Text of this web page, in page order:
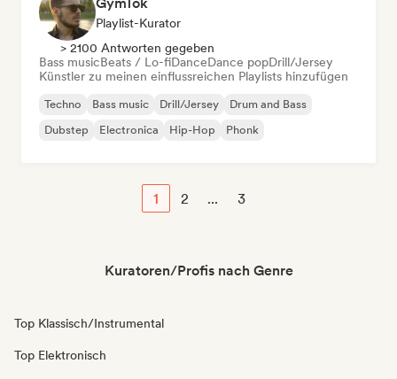
Playlist-Kurator
> 2100 Antworten gegeben
Bass musicBeats / Lo-fiDanceDance popDrill/Jersey
Künstler zu meinen einflussreichen Playlists hinzufügen
Techno Bass music Drill/Jersey
Drum and Bass
Dubstep
Electronica Hip-Hop Phonk
1 2 ... 3
Kuratoren/Profis nach Genre
Top Klassisch/Instrumental
Top Elektronisch